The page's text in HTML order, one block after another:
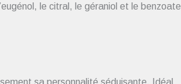
le citral, le géraniol et le benzoate